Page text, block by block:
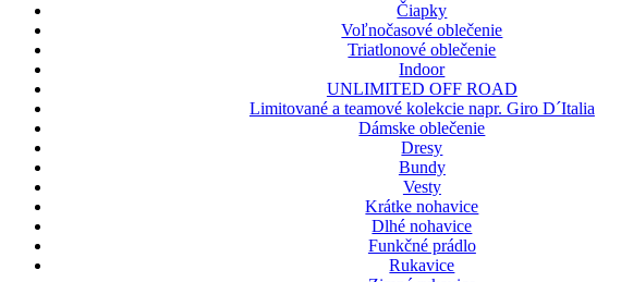
Čiapky
Voľnočasové oblečenie
Triatlonové oblečenie
Indoor
UNLIMITED OFF ROAD
Limitované a teamové kolekcie napr. Giro D´Italia
Dámske oblečenie
Dresy
Bundy
Vesty
Krátke nohavice
Dlhé nohavice
Funkčné prádlo
Rukavice